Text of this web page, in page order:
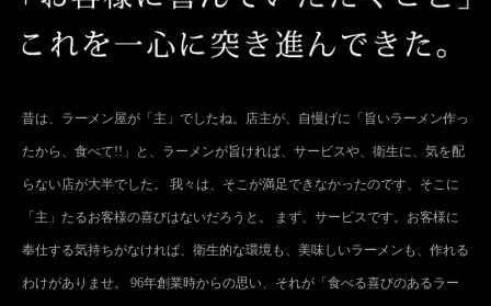
昔は、ラーメン屋が「主」でしたね。店主が、自慢げに「旨いラーメン作っ
たから、食べて!!」と、ラーメンが旨ければ、サービスや、衛生に、気を配
らない店が大半でした。 我々は、そこが満足できなかったのです、そこに
「主」たるお客様の喜びはないだろうと。 まず、サービスです。お客様に
奉仕する気持ちがなければ、衛生的な環境も、美味しいラーメンも、作れる
わけがありませ。 96年創業時からの思い、それが「食べる喜びのあるラー